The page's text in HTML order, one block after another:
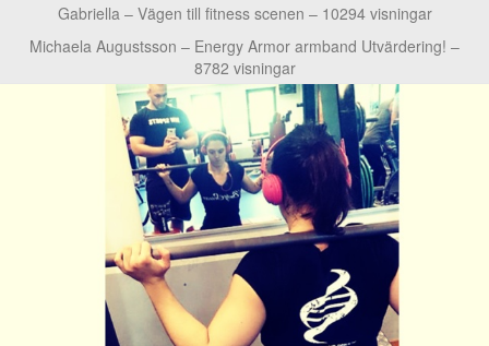
Gabriella – Vägen till fitness scenen – 10294 visningar
Michaela Augustsson – Energy Armor armband Utvärdering! –
8782 visningar